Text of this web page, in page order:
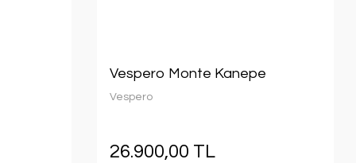
Vespero Monte Kanepe
Vespero
26.900,00 TL